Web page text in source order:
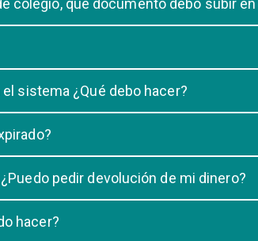
colegio, que documento debo subir
sistema ¿Qué debo hacer?
su pago.
pedir devolución de mi dinero?
hacer?